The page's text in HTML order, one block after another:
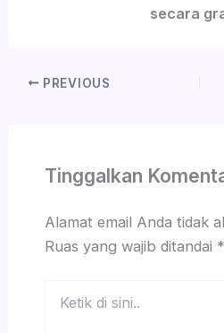
secara
PREVIOUS
Tinggalkan
Alamat email Anda tidak
Ruas yang wajib ditandai *